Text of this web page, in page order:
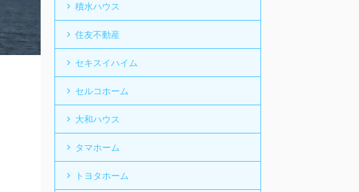
積水ハウス
住友不動産
セキスイハイム
セルコホーム
大和ハウス
タマホーム
トヨタホーム